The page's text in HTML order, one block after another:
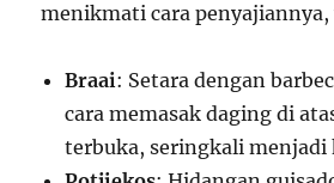
menikmati cara
Braai: Setara dengan
cara memasak daging di
terbuka, seringkali menjadi